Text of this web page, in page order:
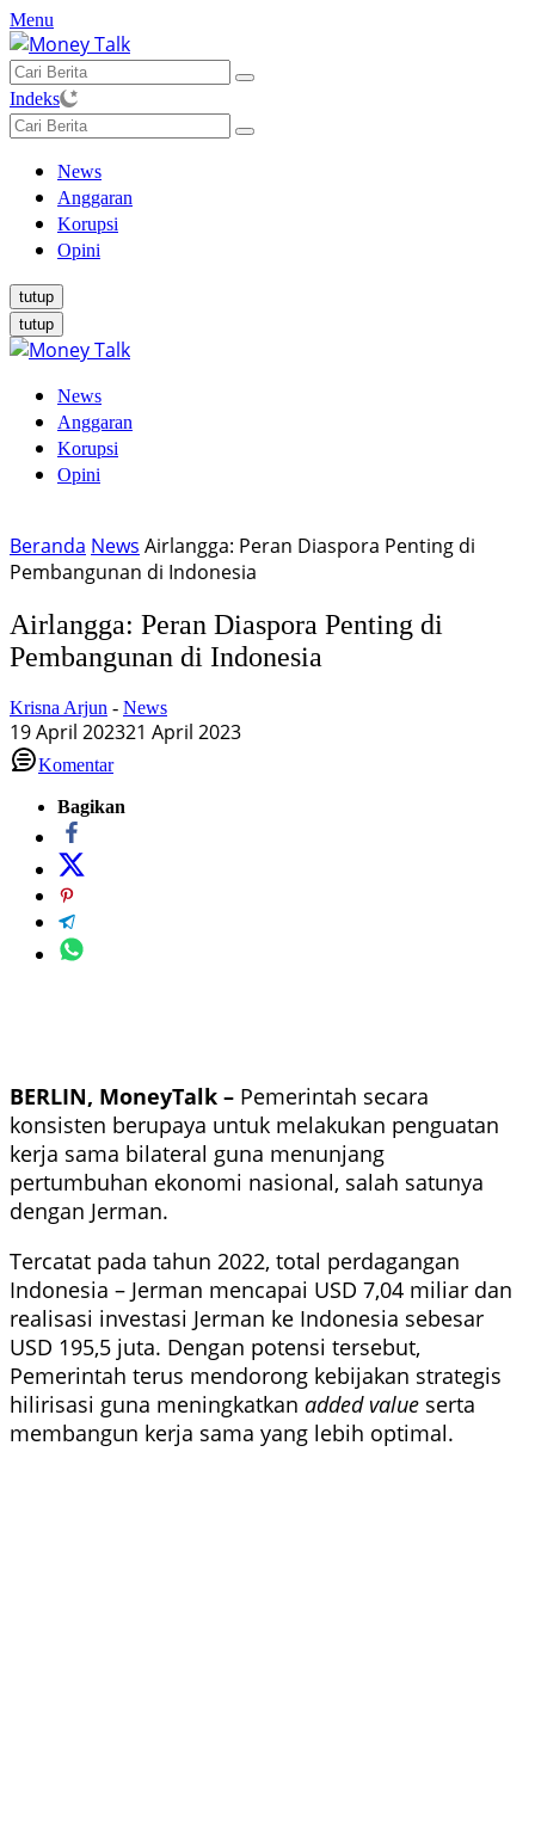
Langsung
ke
konten
Menu
Indeks
News
Anggaran
Korupsi
Opini
tutup
tutup
News
Anggaran
Korupsi
Opini
Beranda News Airlangga: Peran Diaspora Penting di
Pembangunan di Indonesia
Airlangga: Peran Diaspora Penting di
Pembangunan di Indonesia
Krisna Arjun - News
19 April 202321 April 2023
Komentar
Bagikan
BERLIN, MoneyTalk – Pemerintah secara
konsisten berupaya untuk melakukan penguatan
kerja sama bilateral guna menunjang
pertumbuhan ekonomi nasional, salah satunya
dengan Jerman.
Tercatat pada tahun 2022, total perdagangan
Indonesia – Jerman mencapai USD 7,04 miliar dan
realisasi investasi Jerman ke Indonesia sebesar
USD 195,5 juta. Dengan potensi tersebut,
Pemerintah terus mendorong kebijakan strategis
hilirisasi guna meningkatkan added value serta
membangun kerja sama yang lebih optimal.